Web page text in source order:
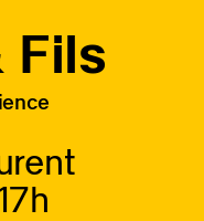
Fils